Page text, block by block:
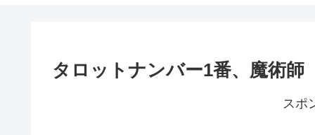
タロットナンバー1番、魔術師
スポ